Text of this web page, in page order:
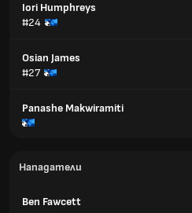
Iori Humphreys
#24
Osian James
#27
Panashe Makwiramiti
Нападатели
Ben Fawcett